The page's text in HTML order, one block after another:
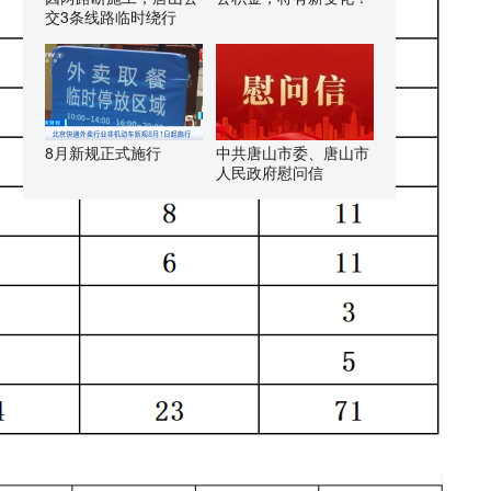
交3条线路临时绕行
8月新规正式施行
中共唐山市委、唐山市
人民政府慰问信